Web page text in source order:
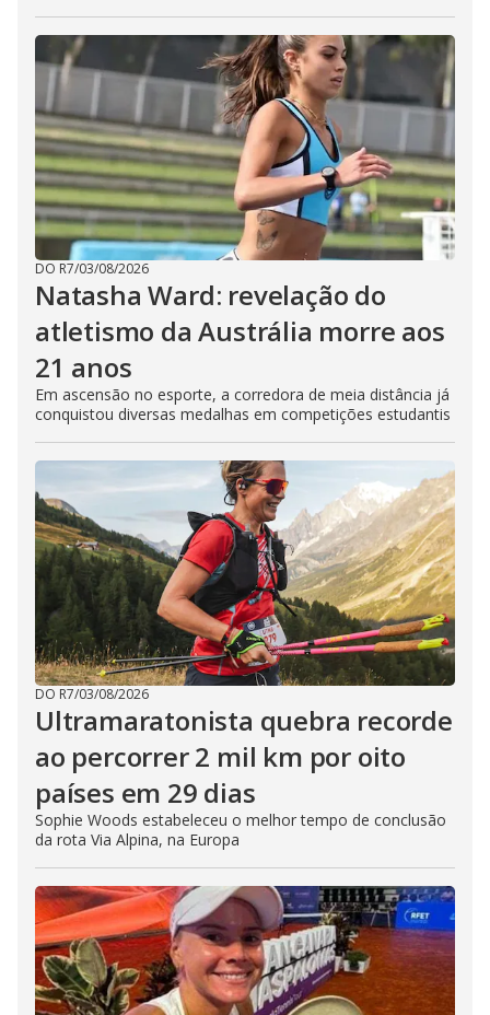
DO R7/03/08/2026
Natasha Ward: revelação do
atletismo da Austrália morre aos
21 anos
Em ascensão no esporte, a corredora de meia distância já
conquistou diversas medalhas em competições estudantis
DO R7/03/08/2026
Ultramaratonista quebra recorde
ao percorrer 2 mil km por oito
países em 29 dias
Sophie Woods estabeleceu o melhor tempo de conclusão
da rota Via Alpina, na Europa